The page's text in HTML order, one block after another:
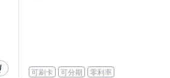
可刷卡 可分期 零利率